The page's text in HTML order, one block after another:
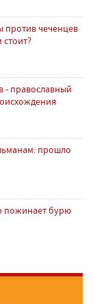
против чеченцев
стоит?
- православный
прошло
пожинает бурю